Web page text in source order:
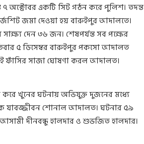
অক্টোবর একটি সিট গঠন করে পুলিশ। তদন্ত
জমা দেওয়া হয় বারুইপুর আদালতে।
দেন ৩৬ জন। শেষপর্যন্ত সব পক্ষের
৫ ডিসেম্বর বারুইপুর পকসো আদালত
ফাঁসির সাজা ঘোষণা করল আদালত।
খুনের ঘটনায় অভিযুক্ত দুজনের মধ্যে
শোনাল আদালত। ঘটনার ৫৯
দীনবন্ধু হালদার ও শুভজিত হালদার।